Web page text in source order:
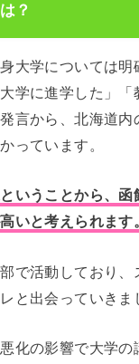
？
大学については
学に進学した」「
言から、北海道内
っています。
いうことから、函
いと考えられます
で活動しており、
と出会っていきま
化の影響で大学の